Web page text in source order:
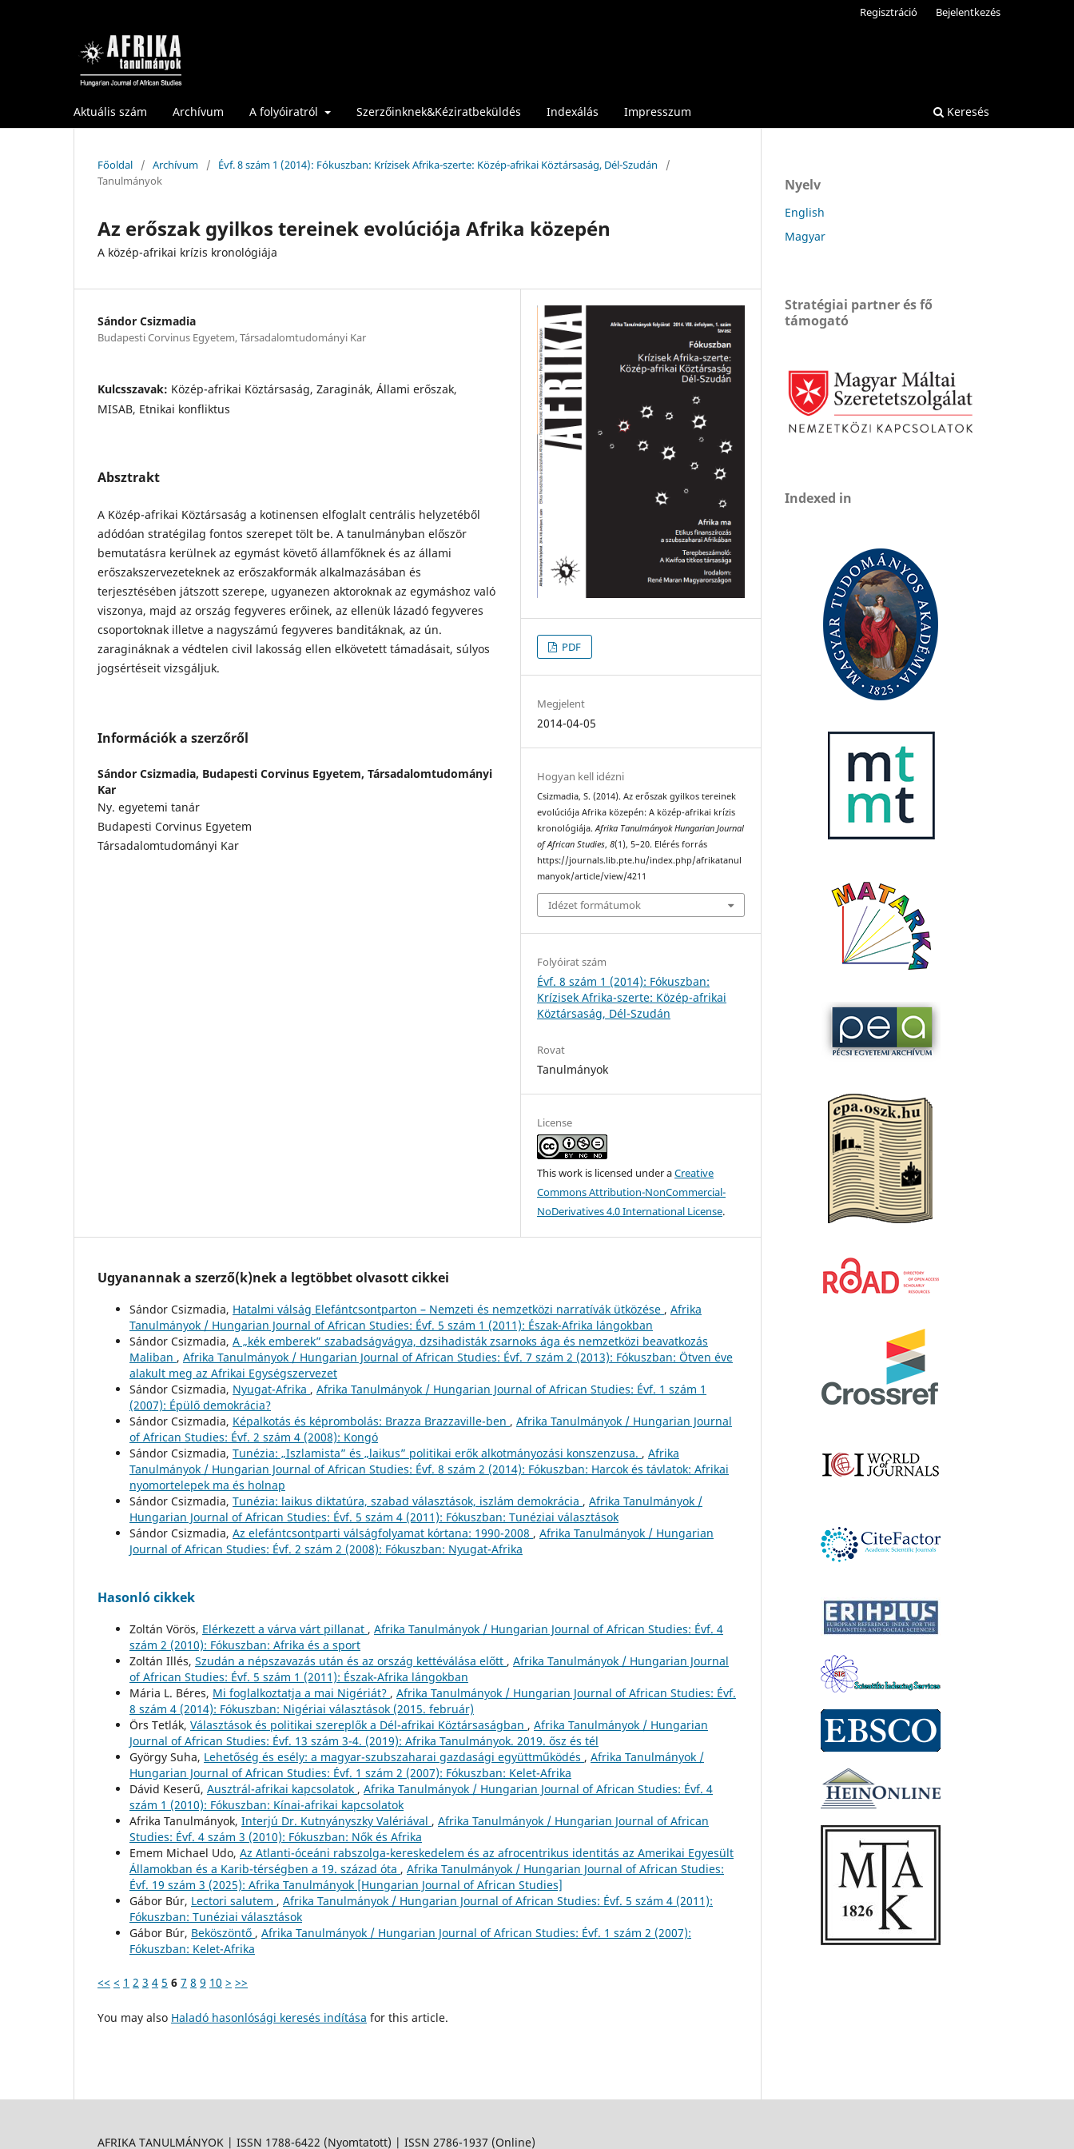
Aktuális szám Archívum A folyóiratról Szerzőinknek&Kéziratbeküldés Indexálás Impresszum Keresés
Regisztráció Bejelentkezés
Főoldal / Archívum / Évf. 8 szám 1 (2014): Fókuszban: Krízisek Afrika-szerte: Közép-afrikai Köztársaság, Dél-Szudán
/
Tanulmányok
Az erőszak gyilkos tereinek evolúciója Afrika közepén
A közép-afrikai krízis kronológiája
Sándor Csizmadia
Budapesti Corvinus Egyetem, Társadalomtudományi Kar
Kulcsszavak: Közép-afrikai Köztársaság, Zaraginák, Állami erőszak,
MISAB, Etnikai konfliktus
Absztrakt
A Közép-afrikai Köztársaság a kotinensen elfoglalt centrális helyzetéből
adódóan stratégilag fontos szerepet tölt be. A tanulmányban először
bemutatásra kerülnek az egymást követő államfőknek és az állami
erőszakszervezeteknek az erőszakformák alkalmazásában és
terjesztésében játszott szerepe, ugyanezen aktoroknak az egymáshoz való
viszonya, majd az ország fegyveres erőinek, az ellenük lázadó fegyveres
csoportoknak illetve a nagyszámú fegyveres banditáknak, az ún.
zaragináknak a védtelen civil lakosság ellen elkövetett támadásait, súlyos
jogsértéseit vizsgáljuk.
Információk a szerzőről
Sándor Csizmadia, Budapesti Corvinus Egyetem, Társadalomtudományi
Kar
Ny. egyetemi tanár
Budapesti Corvinus Egyetem
Társadalomtudományi Kar
PDF
Megjelent
2014-04-05
Hogyan kell idézni
Csizmadia, S. (2014). Az erőszak gyilkos tereinek
evolúciója Afrika közepén: A közép-afrikai krízis
kronológiája.Afrika Tanulmányok Hungarian Journal
of African Studies,8(1), 5–20. Elérés forrás
https://journals.lib.pte.hu/index.php/afrikatanul
manyok/article/view/4211
Idézet formátumok
Folyóirat szám
Évf. 8 szám 1 (2014): Fókuszban:
Krízisek Afrika-szerte: Közép-afrikai
Köztársaság, Dél-Szudán
Rovat
Tanulmányok
License
This work is licensed under aCreative
Commons Attribution-NonCommercial-
NoDerivatives 4.0 International License.
Ugyanannak a szerző(k)nek a legtöbbet olvasott cikkei
Sándor Csizmadia, Hatalmi válság Elefántcsontparton – Nemzeti és nemzetközi narratívák ütközése , Afrika
Tanulmányok / Hungarian Journal of African Studies: Évf. 5 szám 1 (2011): Észak-Afrika lángokban
Sándor Csizmadia, A „kék emberek” szabadságvágya, dzsihadisták zsarnoks ága és nemzetközi beavatkozás
Maliban , Afrika Tanulmányok / Hungarian Journal of African Studies: Évf. 7 szám 2 (2013): Fókuszban: Ötven éve
alakult meg az Afrikai Egységszervezet
Sándor Csizmadia, Nyugat-Afrika , Afrika Tanulmányok / Hungarian Journal of African Studies: Évf. 1 szám 1
(2007): Épülő demokrácia?
Sándor Csizmadia, Képalkotás és képrombolás: Brazza Brazzaville-ben , Afrika Tanulmányok / Hungarian Journal
of African Studies: Évf. 2 szám 4 (2008): Kongó
Sándor Csizmadia, Tunézia: „Iszlamista” és „laikus” politikai erők alkotmányozási konszenzusa. , Afrika
Tanulmányok / Hungarian Journal of African Studies: Évf. 8 szám 2 (2014): Fókuszban: Harcok és távlatok: Afrikai
nyomortelepek ma és holnap
Sándor Csizmadia, Tunézia: laikus diktatúra, szabad választások, iszlám demokrácia , Afrika Tanulmányok /
Hungarian Journal of African Studies: Évf. 5 szám 4 (2011): Fókuszban: Tunéziai választások
Sándor Csizmadia, Az elefántcsontparti válságfolyamat kórtana: 1990-2008 , Afrika Tanulmányok / Hungarian
Journal of African Studies: Évf. 2 szám 2 (2008): Fókuszban: Nyugat-Afrika
Hasonló cikkek
Zoltán Vörös, Elérkezett a várva várt pillanat , Afrika Tanulmányok / Hungarian Journal of African Studies: Évf. 4
szám 2 (2010): Fókuszban: Afrika és a sport
Zoltán Illés, Szudán a népszavazás után és az ország kettéválása előtt , Afrika Tanulmányok / Hungarian Journal
of African Studies: Évf. 5 szám 1 (2011): Észak-Afrika lángokban
Mária L. Béres, Mi foglalkoztatja a mai Nigériát? , Afrika Tanulmányok / Hungarian Journal of African Studies: Évf.
8 szám 4 (2014): Fókuszban: Nigériai választások (2015. február)
Örs Tetlák, Választások és politikai szereplők a Dél-afrikai Köztársaságban , Afrika Tanulmányok / Hungarian
Journal of African Studies: Évf. 13 szám 3-4. (2019): Afrika Tanulmányok. 2019. ősz és tél
György Suha, Lehetőség és esély: a magyar-szubszaharai gazdasági együttműködés , Afrika Tanulmányok /
Hungarian Journal of African Studies: Évf. 1 szám 2 (2007): Fókuszban: Kelet-Afrika
Dávid Keserű, Ausztrál-afrikai kapcsolatok , Afrika Tanulmányok / Hungarian Journal of African Studies: Évf. 4
szám 1 (2010): Fókuszban: Kínai-afrikai kapcsolatok
Afrika Tanulmányok, Interjú Dr. Kutnyányszky Valériával , Afrika Tanulmányok / Hungarian Journal of African
Studies: Évf. 4 szám 3 (2010): Fókuszban: Nők és Afrika
Emem Michael Udo, Az Atlanti-óceáni rabszolga-kereskedelem és az afrocentrikus identitás az Amerikai Egyesült
Államokban és a Karib-térségben a 19. század óta , Afrika Tanulmányok / Hungarian Journal of African Studies:
Évf. 19 szám 3 (2025): Afrika Tanulmányok [Hungarian Journal of African Studies]
Gábor Búr, Lectori salutem , Afrika Tanulmányok / Hungarian Journal of African Studies: Évf. 5 szám 4 (2011):
Fókuszban: Tunéziai választások
Gábor Búr, Beköszöntő , Afrika Tanulmányok / Hungarian Journal of African Studies: Évf. 1 szám 2 (2007):
Fókuszban: Kelet-Afrika
<< < 1 2 3 4 5 6 7 8 9 10 > >>
You may also Haladó hasonlósági keresés indítása for this article.
Nyelv
English
Magyar
Stratégiai partner és fő
támogató
Indexed in
AFRIKA TANULMÁNYOK | ISSN 1788-6422 (Nyomtatott) | ISSN 2786-1937 (Online)